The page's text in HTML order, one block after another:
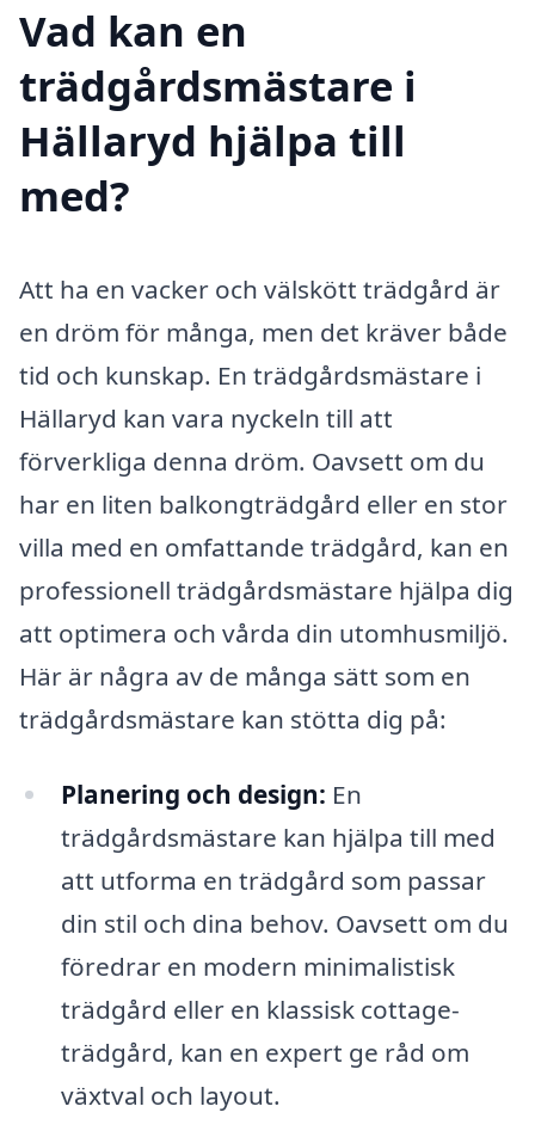
Vad kan en
trädgårdsmästare i
Hällaryd hjälpa till
med?
Att ha en vacker och välskött trädgård är
en dröm för många, men det kräver både
tid och kunskap. En trädgårdsmästare i
Hällaryd kan vara nyckeln till att
förverkliga denna dröm. Oavsett om du
har en liten balkongträdgård eller en stor
villa med en omfattande trädgård, kan en
professionell trädgårdsmästare hjälpa dig
att optimera och vårda din utomhusmiljö.
Här är några av de många sätt som en
trädgårdsmästare kan stötta dig på:
Planering och design: En
trädgårdsmästare kan hjälpa till med
att utforma en trädgård som passar
din stil och dina behov. Oavsett om du
föredrar en modern minimalistisk
trädgård eller en klassisk cottage-
trädgård, kan en expert ge råd om
växtval och layout.